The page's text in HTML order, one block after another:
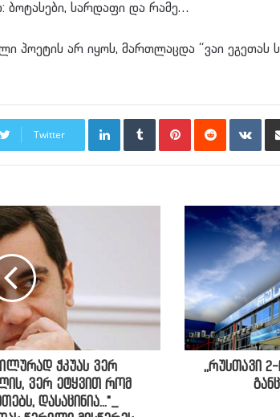
ბოტასები, სარდაფი და რამე…
პოეტის არ იყოს, მართლაცდა “ვაი
Twitter
LinkedInTumblr PinterestReddit
ჭკუას ვერ
ვერ ეტყვით რომ
დასაცინია..."_
,,რუსთავი